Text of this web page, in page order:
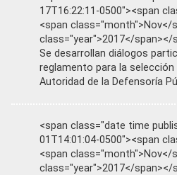
17T16:22:11-0500"><span
<span class="month">Nov</
class="year">2017</span></
Se desarrollan diálogos
reglamento para la selección
Autoridad de la Defensoría
<span class="date time
01T14:01:04-0500"><span
<span class="month">Nov</
class="year">2017</span></